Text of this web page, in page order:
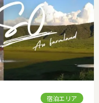
宿泊エリア